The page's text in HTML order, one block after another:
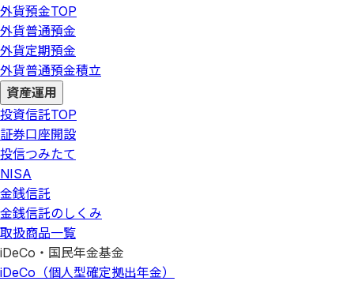
外貨預金TOP
外貨普通預金
外貨定期預金
外貨普通預金積立
資産運用
投資信託TOP
証券口座開設
投信つみたて
NISA
金銭信託
金銭信託のしくみ
取扱商品一覧
iDeCo・国民年金基金
iDeCo（個人型確定拠出年金）